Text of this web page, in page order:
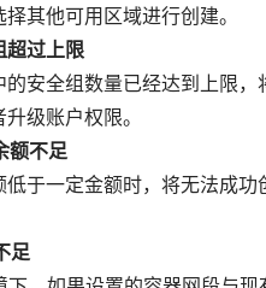
其他可用区域进行创建。
超过上限
的安全组数量已经达到上限
级账户权限。
额不足
低于一定金额时，将无法成
足